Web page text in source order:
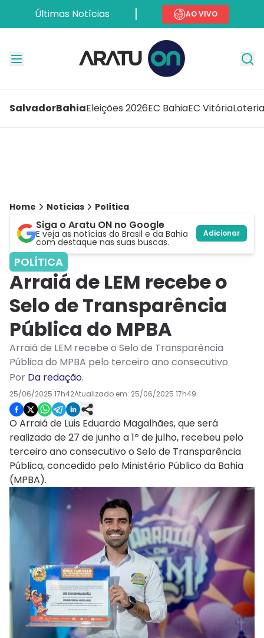
Últimas Notícias AO VIVO
SalvadorBahiaEleições 2026EC BahiaEC Vitória
Home Notícias Política
Siga o Aratu ON no Google
E veja as notícias do Brasil e da Bahia
com destaque nas suas buscas.
Adicionar
POLÍTICA
Arraiá de LEM recebe o
Selo de Transparência
Pública do MPBA
Arraiá de LEM recebe o Selo de Transparência
Pública do MPBA pelo terceiro ano consecutivo
Por Da redação.
25/06/2025 17h42Atualizado em: 25/06/2025 17h49
O Arraiá de Luis Eduardo Magalhães, que será
realizado de 27 de junho a 1º de julho, recebeu pelo
terceiro ano consecutivo o Selo de Transparência
Pública, concedido pelo Ministério Público da Bahia
(MPBA).